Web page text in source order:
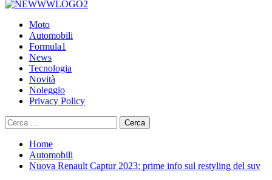
Primary
Moto
Automobili
Formula1
News
Tecnologia
Novità
Noleggio
Privacy Policy
Ricerca
per:
Home
Automobili
Nuova Renault Captur 2023: prime info sul restyling del suv